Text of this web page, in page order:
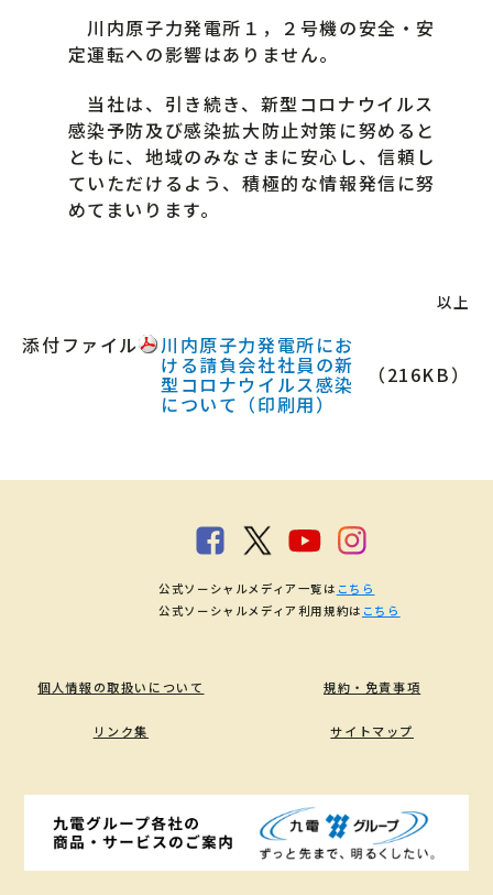
川内原子力発電所１，２号機の安全・安
定運転への影響はありません。
当社は、引き続き、新型コロナウイルス
感染予防及び感染拡大防止対策に努めると
ともに、地域のみなさまに安心し、信頼し
ていただけるよう、積極的な情報発信に努
めてまいります。
以上
添付ファイル 川内原子力発電所にお
ける請負会社社員の新
型コロナウイルス感染
について（印刷用）
（216KB）
個人情報の取扱いについて 規約・免責事項
リンク集 サイトマップ
公式ソーシャルメディア一覧は こちら
公式ソーシャルメディア利用規約は こちら